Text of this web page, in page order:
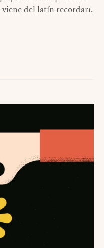
del latín recordārī.